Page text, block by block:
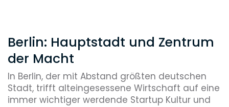
Berlin: Hauptstadt und Zentrum
der Macht
In Berlin, der mit Abstand größten deutschen
Stadt, trifft alteingesessene Wirtschaft auf eine
immer wichtiger werdende Startup Kultur und